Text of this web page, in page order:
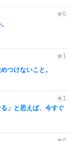
つけないこと。
」と思えば、今すぐ